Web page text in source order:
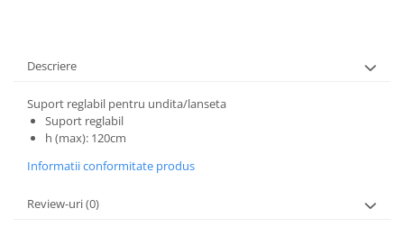
Descriere
Suport reglabil pentru undita/lanseta
Suport reglabil
h (max): 120cm
Informatii conformitate produs
Review-uri(0)